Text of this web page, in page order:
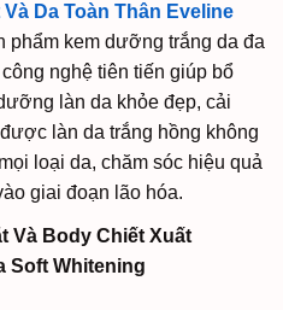
Da Toàn Thân Eveline
phẩm kem dưỡng trắng da đa
nghệ tiên tiến giúp bổ
làn da khỏe đẹp, cải
làn da trắng hồng không
loại da, chăm sóc hiệu quả
giai đoạn lão hóa.
Và Body Chiết Xuất
Soft Whitening